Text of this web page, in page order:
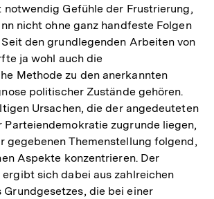
Gefühle der Frustrierung,
nicht ohne ganz handfeste Folgen
den grundlegenden Arbeiten von
ja wohl auch die
Methode zu den anerkannten
politischer Zustände gehören.
Ursachen, die der angedeuteten
Parteiendemokratie zugrunde liegen,
gegebenen Themenstellung folgend,
Aspekte konzentrieren. Der
sich dabei aus zahlreichen
Grundgesetzes, die bei einer